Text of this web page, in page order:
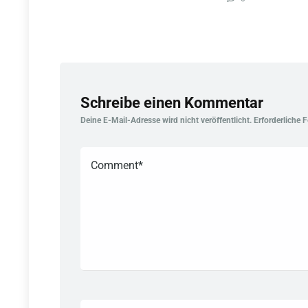
Schreibe einen Kommentar
Deine E-Mail-Adresse wird nicht veröffentlicht. Erforderliche